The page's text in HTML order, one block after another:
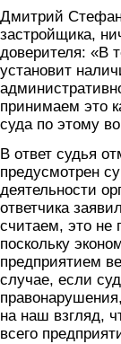
Дмитрий
застройщика,
доверителя: «В
установит
принимаем это
суда по этому
В ответ судья
предусмотрен
деятельности
ответчика
считаем, это не
поскольку
предприятием
случае, если
на наш взгляд,
всего